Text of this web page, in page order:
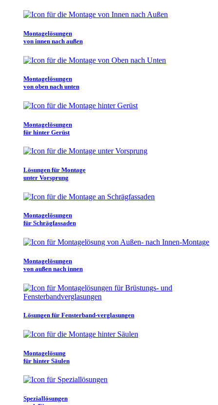
Montagelösungen
von innen nach außen
Montagelösungen
von oben nach unten
Montagelösungen
für hinter Gerüst
Lösungen für Montage
unter Vorsprung
Montagelösungen
für Schrägfassaden
Montagelösungen
von außen nach innen
Lösungen für Fensterband-verglasungen
Montagelösung
für hinter Säulen
Speziallösungen